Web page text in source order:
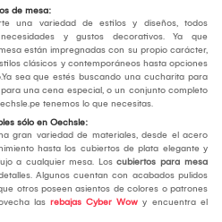
de mesa:
una variedad de estilos y diseños, todos
y gustos decorativos. Ya que
están impregnadas con su propio carácter,
clásicos y contemporáneos hasta opciones
sea que estés buscando una cucharita para
una cena especial, o un conjunto completo
tenemos lo que necesitas.
sólo en Oechsle:
gran variedad de materiales, desde el acero
hasta los cubiertos de plata elegante y
a cualquier mesa. Los cubiertos para mesa
Algunos cuentan con acabados pulidos
otros poseen asientos de colores o patrones
las rebajas Cyber Wow y encuentra el